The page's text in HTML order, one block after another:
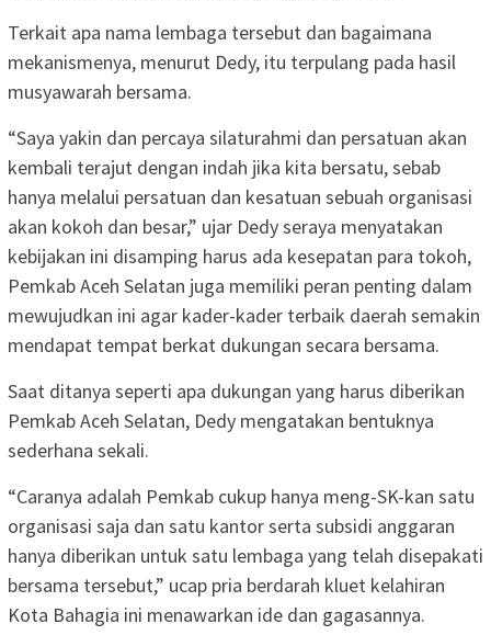
Terkait apa nama lembaga tersebut dan bagaimana
mekanismenya, menurut Dedy, itu terpulang pada hasil
musyawarah bersama.
“Saya yakin dan percaya silaturahmi dan persatuan akan
kembali terajut dengan indah jika kita bersatu, sebab
hanya melalui persatuan dan kesatuan sebuah organisasi
akan kokoh dan besar,” ujar Dedy seraya menyatakan
kebijakan ini disamping harus ada kesepatan para tokoh,
Pemkab Aceh Selatan juga memiliki peran penting dalam
mewujudkan ini agar kader-kader terbaik daerah semakin
mendapat tempat berkat dukungan secara bersama.
Saat ditanya seperti apa dukungan yang harus diberikan
Pemkab Aceh Selatan, Dedy mengatakan bentuknya
sederhana sekali.
“Caranya adalah Pemkab cukup hanya meng-SK-kan satu
organisasi saja dan satu kantor serta subsidi anggaran
hanya diberikan untuk satu lembaga yang telah disepakati
bersama tersebut,” ucap pria berdarah kluet kelahiran
Kota Bahagia ini menawarkan ide dan gagasannya.